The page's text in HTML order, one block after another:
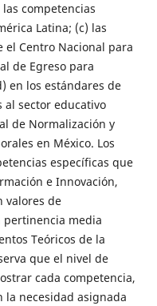
competencias
Latina; (c) las
el Centro Nacional para
de Egreso para
en los estándares de
al sector educativo
de Normalización y
en México. Los
específicas que
e Innovación,
valores de
pertinencia media
Teóricos de la
que el nivel de
cada competencia,
la necesidad asignada